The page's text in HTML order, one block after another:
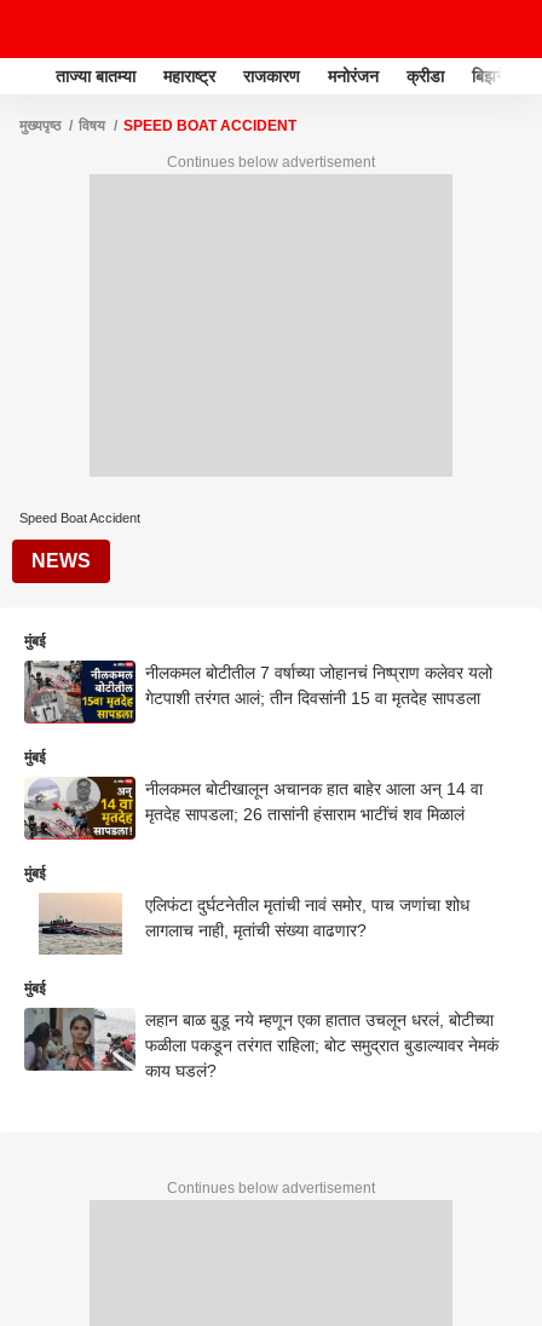
ताज्या बातम्या महाराष्ट्र राजकारण मनोरंजन क्रीडा बिझनेस
मुख्यपृष्ठ विषय SPEED BOAT ACCIDENT
Continues below advertisement
Speed Boat Accident
NEWS
मुंबई
नीलकमल बोटीतील 7 वर्षाच्या जोहानचं निष्प्राण कलेवर यलो
गेटपाशी तरंगत आलं; तीन दिवसांनी 15 वा मृतदेह सापडला
मुंबई
नीलकमल बोटीखालून अचानक हात बाहेर आला अन् 14 वा
मृतदेह सापडला; 26 तासांनी हंसाराम भाटींचं शव मिळालं
मुंबई
एलिफंटा दुर्घटनेतील मृतांची नावं समोर, पाच जणांचा शोध
लागलाच नाही, मृतांची संख्या वाढणार?
मुंबई
लहान बाळ बुडू नये म्हणून एका हातात उचलून धरलं, बोटीच्या
फळीला पकडून तरंगत राहिला; बोट समुद्रात बुडाल्यावर नेमकं
काय घडलं?
Continues below advertisement